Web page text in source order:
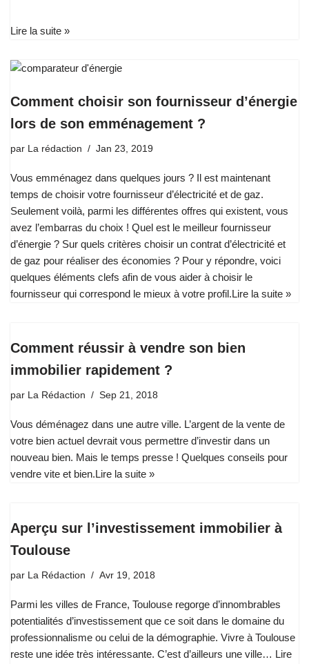
Lire la suite »
Comment choisir son fournisseur d’énergie
lors de son emménagement ?
par La rédaction Jan 23, 2019
Vous emménagez dans quelques jours ? Il est maintenant
temps de choisir votre fournisseur d’électricité et de gaz.
Seulement voilà, parmi les différentes offres qui existent, vous
avez l’embarras du choix ! Quel est le meilleur fournisseur
d’énergie ? Sur quels critères choisir un contrat d’électricité et
de gaz pour réaliser des économies ? Pour y répondre, voici
quelques éléments clefs afin de vous aider à choisir le
fournisseur qui correspond le mieux à votre profil.Lire la suite »
Comment réussir à vendre son bien
immobilier rapidement ?
par La Rédaction Sep 21, 2018
Vous déménagez dans une autre ville. L’argent de la vente de
votre bien actuel devrait vous permettre d’investir dans un
nouveau bien. Mais le temps presse ! Quelques conseils pour
vendre vite et bien.Lire la suite »
Aperçu sur l’investissement immobilier à
Toulouse
par La Rédaction Avr 19, 2018
Parmi les villes de France, Toulouse regorge d’innombrables
potentialités d’investissement que ce soit dans le domaine du
professionnalisme ou celui de la démographie. Vivre à Toulouse
reste une idée très intéressante. C’est d’ailleurs une ville… Lire